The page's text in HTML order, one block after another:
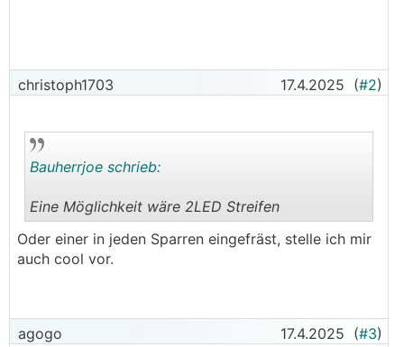
christoph1703 17.4.2025 (#2)
..
Bauherrjoe schrieb:
Eine Möglichkeit wäre 2LED Streifen
Oder einer in jeden Sparren eingefräst, stelle ich mir
auch cool vor.
agogo 17.4.2025 (#3)